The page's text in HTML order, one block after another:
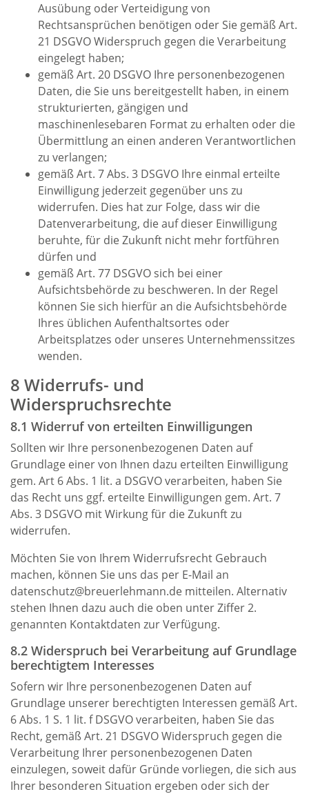
Ausübung oder Verteidigung von
Rechtsansprüchen benötigen oder Sie gemäß Art.
21 DSGVO Widerspruch gegen die Verarbeitung
eingelegt haben;
gemäß Art. 20 DSGVO Ihre personenbezogenen
Daten, die Sie uns bereitgestellt haben, in einem
strukturierten, gängigen und
maschinenlesebaren Format zu erhalten oder die
Übermittlung an einen anderen Verantwortlichen
zu verlangen;
gemäß Art. 7 Abs. 3 DSGVO Ihre einmal erteilte
Einwilligung jederzeit gegenüber uns zu
widerrufen. Dies hat zur Folge, dass wir die
Datenverarbeitung, die auf dieser Einwilligung
beruhte, für die Zukunft nicht mehr fortführen
dürfen und
gemäß Art. 77 DSGVO sich bei einer
Aufsichtsbehörde zu beschweren. In der Regel
können Sie sich hierfür an die Aufsichtsbehörde
Ihres üblichen Aufenthaltsortes oder
Arbeitsplatzes oder unseres Unternehmenssitzes
wenden.
8 Widerrufs- und
Widerspruchsrechte
8.1 Widerruf von erteilten Einwilligungen
Sollten wir Ihre personenbezogenen Daten auf
Grundlage einer von Ihnen dazu erteilten Einwilligung
gem. Art 6 Abs. 1 lit. a DSGVO verarbeiten, haben Sie
das Recht uns ggf. erteilte Einwilligungen gem. Art. 7
Abs. 3 DSGVO mit Wirkung für die Zukunft zu
widerrufen.
Möchten Sie von Ihrem Widerrufsrecht Gebrauch
machen, können Sie uns das per E-Mail an
datenschutz@breuerlehmann.de mitteilen. Alternativ
stehen Ihnen dazu auch die oben unter Ziffer 2.
genannten Kontaktdaten zur Verfügung.
8.2 Widerspruch bei Verarbeitung auf Grundlage
berechtigtem Interesses
Sofern wir Ihre personenbezogenen Daten auf
Grundlage unserer berechtigten Interessen gemäß Art.
6 Abs. 1 S. 1 lit. f DSGVO verarbeiten, haben Sie das
Recht, gemäß Art. 21 DSGVO Widerspruch gegen die
Verarbeitung Ihrer personenbezogenen Daten
einzulegen, soweit dafür Gründe vorliegen, die sich aus
Ihrer besonderen Situation ergeben oder sich der